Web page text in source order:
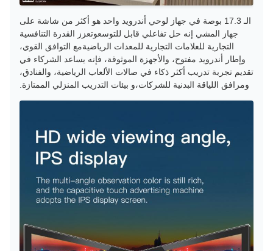
الـ 17.3 بوصة في جهاز لوحي أندرويد واحد هو أكثر من شاشة على
جهاز المشي إنه حل تفاعلي قابل للتوسعوتعزز القدرة التنافسية
التجارية للعلامات التجارية للمعدات الرياضيةمع التوافق القوي،
وإطار أندرويد مفتوح، والأجهزة الموثوقة، فإنه يساعد الشركاء في
تقديم تجربة تدريب أكثر ذكاء في صالات الألعاب الرياضية، والفنادق،
ومرافق اللياقة البدنية للشركات،و بيئات التدريب المنزلي الممتازة.